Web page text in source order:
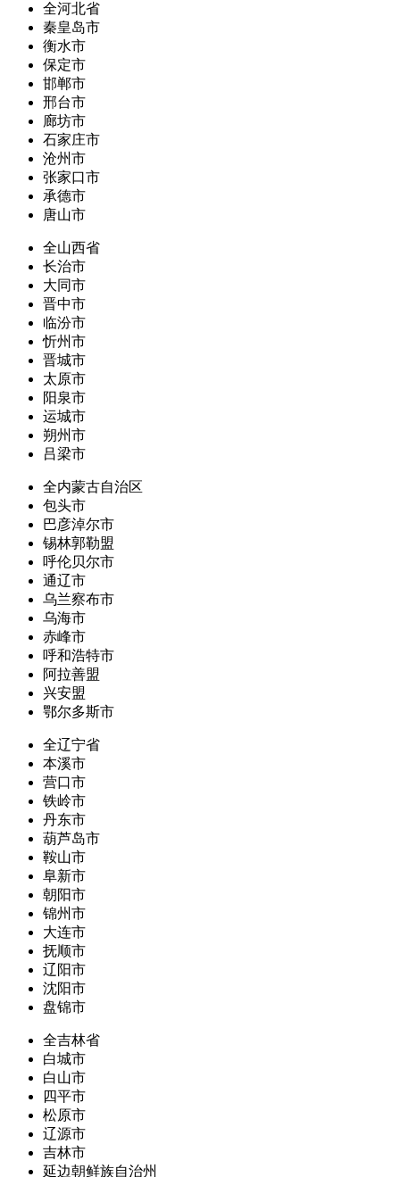
全河北省
秦皇岛市
衡水市
保定市
邯郸市
邢台市
廊坊市
石家庄市
沧州市
张家口市
承德市
唐山市
全山西省
长治市
大同市
晋中市
临汾市
忻州市
晋城市
太原市
阳泉市
运城市
朔州市
吕梁市
全内蒙古自治区
包头市
巴彦淖尔市
锡林郭勒盟
呼伦贝尔市
通辽市
乌兰察布市
乌海市
赤峰市
呼和浩特市
阿拉善盟
兴安盟
鄂尔多斯市
全辽宁省
本溪市
营口市
铁岭市
丹东市
葫芦岛市
鞍山市
阜新市
朝阳市
锦州市
大连市
抚顺市
辽阳市
沈阳市
盘锦市
全吉林省
白城市
白山市
四平市
松原市
辽源市
吉林市
延边朝鲜族自治州